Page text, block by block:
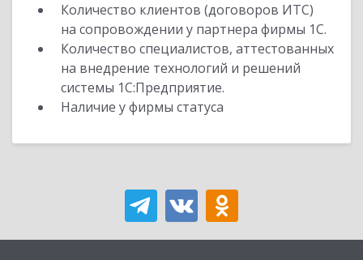
Количество клиентов (договоров ИТС)
на сопровождении у партнера фирмы 1С.
Количество специалистов, аттестованных
на внедрение технологий и решений
системы 1С:Предприятие.
Наличие у фирмы статуса